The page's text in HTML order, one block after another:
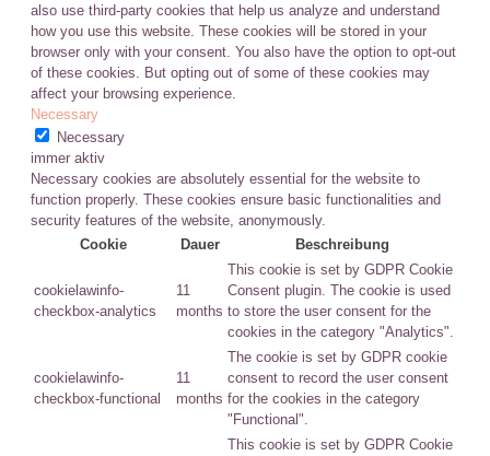
also use third-party cookies that help us analyze and understand
how you use this website. These cookies will be stored in your
browser only with your consent. You also have the option to opt-out
of these cookies. But opting out of some of these cookies may
affect your browsing experience.
Necessary
Necessary
immer aktiv
Necessary cookies are absolutely essential for the website to
function properly. These cookies ensure basic functionalities and
security features of the website, anonymously.
Cookie
Dauer Beschreibung
cookielawinfo-
checkbox-analytics
11
months
This cookie is set by GDPR Cookie
Consent plugin. The cookie is used
to store the user consent for the
cookies in the category "Analytics".
cookielawinfo-
checkbox-functional
11
months
The cookie is set by GDPR cookie
consent to record the user consent
for the cookies in the category
"Functional".
This cookie is set by GDPR Cookie